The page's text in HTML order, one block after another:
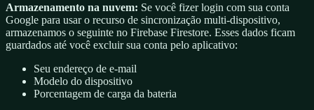
Armazenamento na nuvem: Se você fizer login com sua conta
Google para usar o recurso de sincronização multi-dispositivo,
armazenamos o seguinte no Firebase Firestore. Esses dados ficam
guardados até você excluir sua conta pelo aplicativo:
Seu endereço de e-mail
Modelo do dispositivo
Porcentagem de carga da bateria